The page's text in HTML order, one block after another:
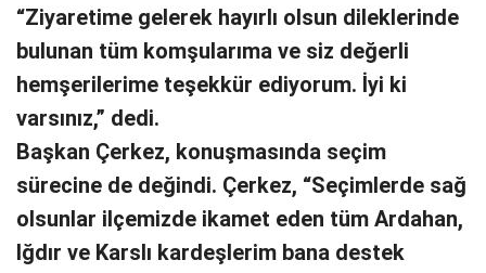
“Ziyaretime gelerek hayırlı olsun dileklerinde
bulunan tüm komşularıma ve siz değerli
hemşerilerime teşekkür ediyorum. İyi ki
varsınız,” dedi.
Başkan Çerkez, konuşmasında seçim
sürecine de değindi. Çerkez, “Seçimlerde sağ
olsunlar ilçemizde ikamet eden tüm Ardahan,
Iğdır ve Karslı kardeşlerim bana destek